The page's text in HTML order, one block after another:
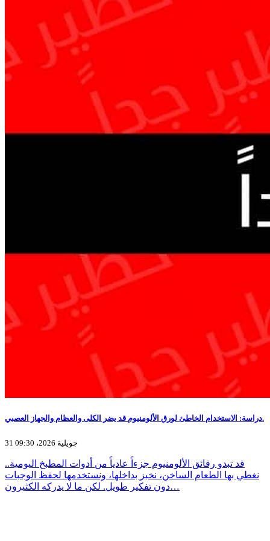
دراسة: الاستخدام الخاطئ لورق الألومنيوم قد يضر الكلى والعظام والجهاز العصبي.
31 جويلية 2026، 09:30
قد تبدو رقائق الألومنيوم جزءاً عادياً من أدوات المطبخ اليومية..
نغطي بها الطعام الساخن، نخبز بداخلها، ونستخدمها لحفظ الوجبات
دون تفكير طويل. لكن ما لا يدركه الكثيرون…